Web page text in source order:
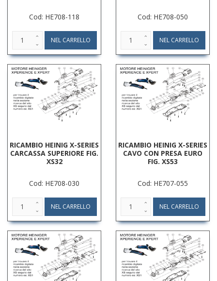
Cod: HE708-118 Cod: HE708-050
RICAMBIO HEINIG X-SERIES
CARCASSA SUPERIORE FIG.
XS32
Cod: HE708-030
RICAMBIO HEINIG X-SERIES
CAVO CON PRESA EURO
FIG. XS53
Cod: HE707-055